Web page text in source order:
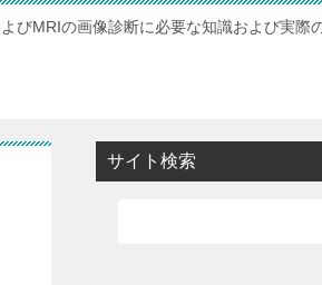
びMRIの画像診断に必要な知識および実際
サイト検索